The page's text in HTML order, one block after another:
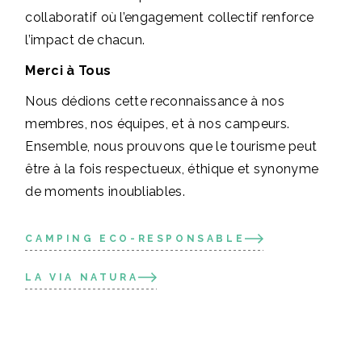
collaboratif où l’engagement collectif renforce
l’impact de chacun.
Merci à Tous
Nous dédions cette reconnaissance à nos
membres, nos équipes, et à nos campeurs.
Ensemble, nous prouvons que le tourisme peut
être à la fois respectueux, éthique et synonyme
de moments inoubliables.
CAMPING ECO-RESPONSABLE
LA VIA NATURA